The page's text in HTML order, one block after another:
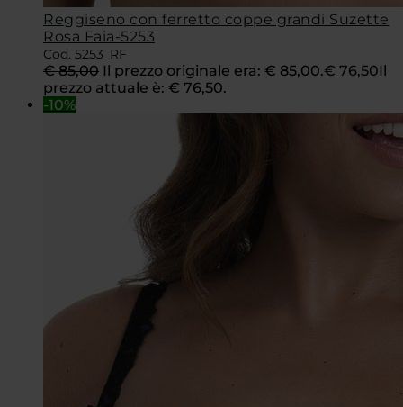
Reggiseno con ferretto coppe grandi Suzette
Rosa Faia-5253
Cod. 5253_RF
€85,00 Il prezzo originale era: € 85,00.€ 76,50Il
prezzo attuale è: € 76,50.
-10%